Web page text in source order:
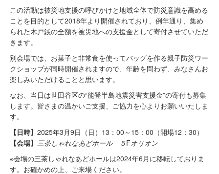
この活動は被災地支援の呼びかけと地域全体で防災意識を高める
ことを目的として2018年より開催されており、例年通り、集め
られた木戸銭の全額を被災地への支援金として寄付させていただ
きます。
別会場では、お菓子と非常食を使ってバッグを作る親子防災ワー
クショップが同時開催されますので、年齢を問わず、みなさんお
楽しみいただけることと思います。
なお、当日は世田谷区の“能登半島地震災害支援金”の寄付も募集
します。皆さまの温かいご支援、ご協力を心よりお願いいたしま
す。
【日時】 2025年3月9日（日）13：00～15：00（開場12：30）
【会場】 三茶しゃれなあどホール ５Fオリオン
※会場の三茶しゃれなあどホールは2024年6月に移転しておりま
す。お確かめの上、ご来場ください。